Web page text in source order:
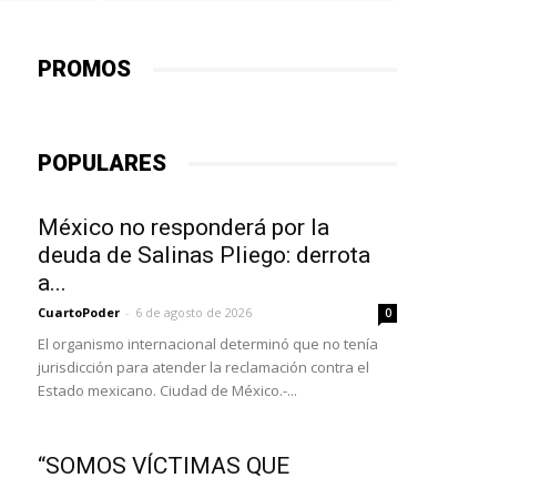
PROMOS
POPULARES
México no responderá por la
deuda de Salinas Pliego: derrota
a...
CuartoPoder - 6 de agosto de 2026 0
El organismo internacional determinó que no tenía
jurisdicción para atender la reclamación contra el
Estado mexicano. Ciudad de México.-...
“SOMOS VÍCTIMAS QUE